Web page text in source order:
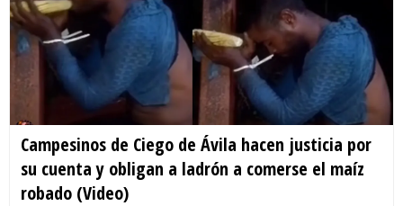
Campesinos de Ciego de Ávila hacen justicia por
su cuenta y obligan a ladrón a comerse el maíz
robado (Video)